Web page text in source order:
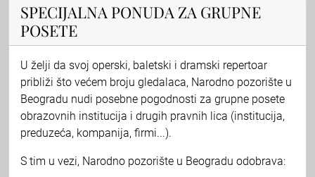
SPECIJALNA PONUDA ZA GRUPNE
POSETE
U želji da svoj operski, baletski i dramski repertoar
približi što većem broju gledalaca, Narodno pozorište u
Beogradu nudi posebne pogodnosti za grupne posete
obrazovnih institucija i drugih pravnih lica (institucija,
preduzeća, kompanija, firmi...).
S tim u vezi, Narodno pozorište u Beogradu odobrava: